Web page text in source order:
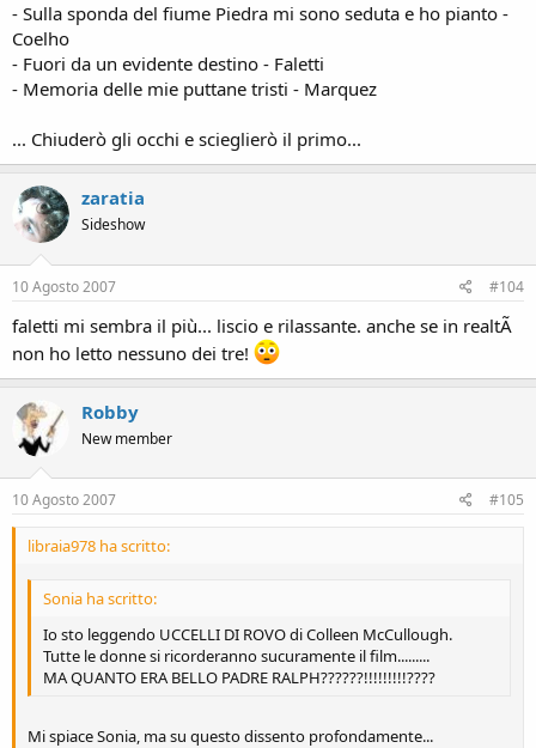
- Sulla sponda del fiume Piedra mi sono seduta e ho pianto -
Coelho
- Fuori da un evidente destino - Faletti
- Memoria delle mie puttane tristi - Marquez
... Chiuderò gli occhi e scieglierò il primo...
zaratia
Sideshow
10 Agosto 2007 #104
faletti mi sembra il più... liscio e rilassante. anche se in realtÃ
non ho letto nessuno dei tre!
Robby
New member
10 Agosto 2007 #105
libraia978 ha scritto:
Sonia ha scritto:
Io sto leggendo UCCELLI DI ROVO di Colleen McCullough.
Tutte le donne si ricorderanno sucuramente il film.........
MA QUANTO ERA BELLO PADRE RALPH??????!!!!!!!!!????
Mi spiace Sonia, ma su questo dissento profondamente...